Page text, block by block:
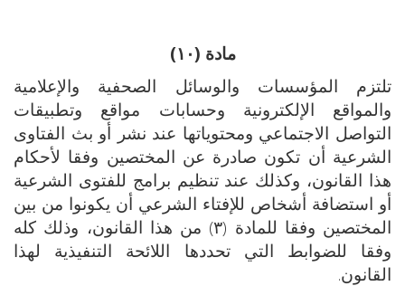
مادة (١٠)
تلتزم المؤسسات والوسائل الصحفية والإعلامية
والمواقع الإلكترونية وحسابات مواقع وتطبيقات
التواصل الاجتماعي ومحتوياتها عند نشر أو بث الفتاوى
الشرعية أن تكون صادرة عن المختصين وفقا لأحكام
هذا القانون، وكذلك عند تنظيم برامج للفتوى الشرعية
أو استضافة أشخاص للإفتاء الشرعي أن يكونوا من بين
المختصين وفقا للمادة (۳) من هذا القانون، وذلك كله
وفقا للضوابط التي تحددها اللائحة التنفيذية لهذا
القانون.